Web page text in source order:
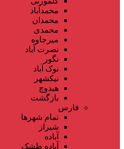
محمدآباد
محمدان
محمدی
میرجاوه
نصرت آباد
نگور
نوک آباد
نیکشهر
هیدوچ
بازگشت
فارس
تمام شهر‌ها
شیراز
آباده
آباده طشک